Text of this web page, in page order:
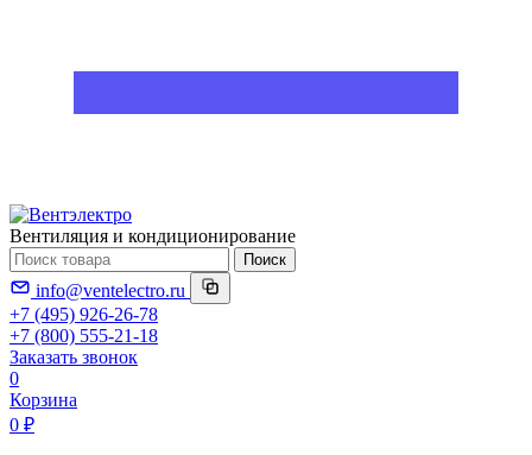
Вентиляция и кондиционирование
Поиск
info@ventelectro.ru
+7 (495) 926-26-78
+7 (800) 555-21-18
Заказать звонок
0
Корзина
0 ₽